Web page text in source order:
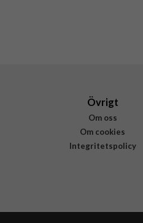
Övrigt
Om oss
Om cookies
Integritetspolicy